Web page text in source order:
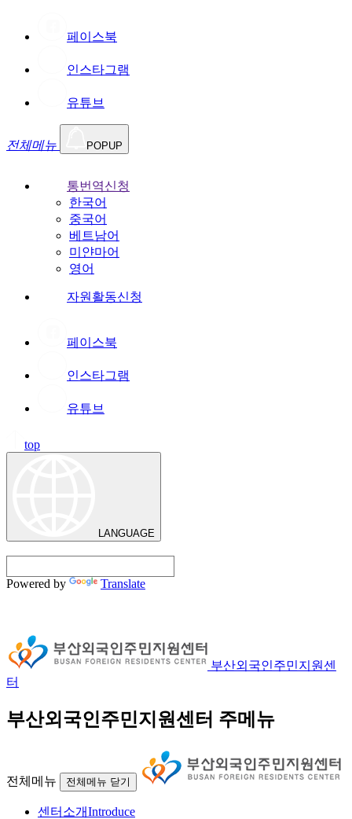
페이스북
인스타그램
유튜브
전체메뉴 POPUP
통번역신청
한국어
중국어
베트남어
미얀마어
영어
자원활동신청
페이스북
인스타그램
유튜브
top
LANGUAGE
Powered by Translate
부산외국인주민지원센
터
부산외국인주민지원센터 주메뉴
전체메뉴 전체메뉴 닫기
센터소개Introduce